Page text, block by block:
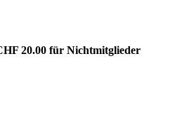
20.00 für Nichtmitglieder